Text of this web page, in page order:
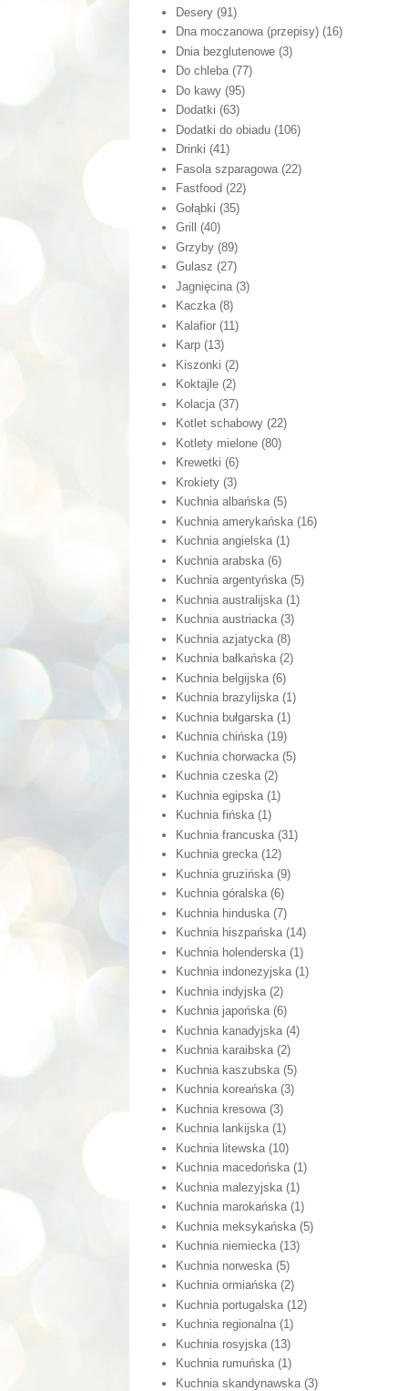
Desery (91)
Dna moczanowa (przepisy) (16)
Dnia bezglutenowe (3)
Do chleba (77)
Do kawy (95)
Dodatki (63)
Dodatki do obiadu (106)
Drinki (41)
Fasola szparagowa (22)
Fastfood (22)
Gołąbki (35)
Grill
(40)
Grzyby (89)
Gulasz (27)
Jagnięcina (3)
Kaczka (8)
Kalafior (11)
Karp (13)
Kiszonki (2)
Koktajle (2)
Kolacja (37)
Kotlet schabowy (22)
Kotlety mielone (80)
Krewetki (6)
Krokiety (3)
Kuchnia albańska (5)
Kuchnia amerykańska (16)
Kuchnia angielska (1)
Kuchnia arabska (6)
Kuchnia argentyńska (5)
Kuchnia australijska (1)
Kuchnia austriacka (3)
Kuchnia azjatycka (8)
Kuchnia bałkańska (2)
Kuchnia belgijska (6)
Kuchnia brazylijska (1)
Kuchnia bułgarska (1)
Kuchnia chińska (19)
Kuchnia chorwacka (5)
Kuchnia czeska (2)
Kuchnia egipska (1)
Kuchnia fińska (1)
Kuchnia francuska (31)
Kuchnia grecka (12)
Kuchnia gruzińska (9)
Kuchnia góralska (6)
Kuchnia hinduska (7)
Kuchnia hiszpańska (14)
Kuchnia holenderska (1)
Kuchnia indonezyjska (1)
Kuchnia indyjska (2)
Kuchnia japońska (6)
Kuchnia kanadyjska (4)
Kuchnia karaibska (2)
Kuchnia kaszubska (5)
Kuchnia koreańska (3)
Kuchnia kresowa (3)
Kuchnia lankijska (1)
Kuchnia litewska (10)
Kuchnia macedońska (1)
Kuchnia malezyjska (1)
Kuchnia marokańska (1)
Kuchnia meksykańska (5)
Kuchnia niemiecka (13)
Kuchnia norweska (5)
Kuchnia ormiańska (2)
Kuchnia portugalska (12)
Kuchnia regionalna (1)
Kuchnia rosyjska (13)
Kuchnia rumuńska (1)
Kuchnia skandynawska (3)